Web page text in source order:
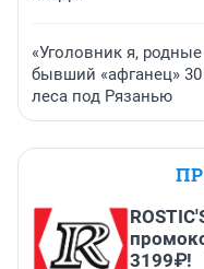
«Уголовник я,
бывший «афганец»
леса под Рязанью
3199₽!